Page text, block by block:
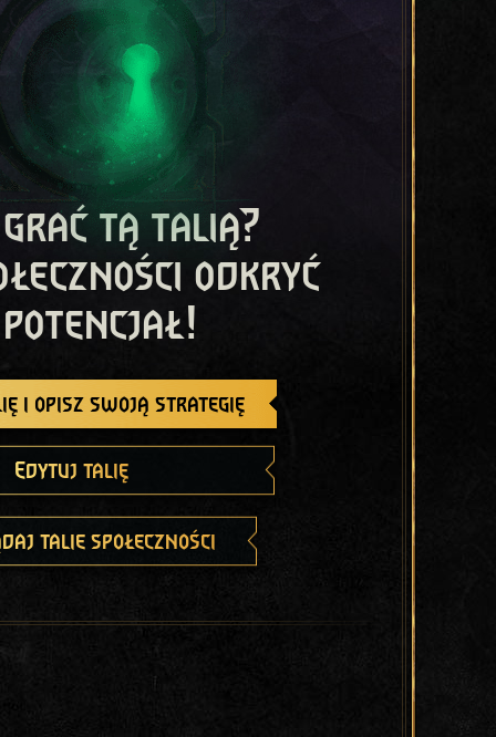
grać tą talią?
odkryć
i opisz swoją strategię
Edytuj talię
talie społeczności